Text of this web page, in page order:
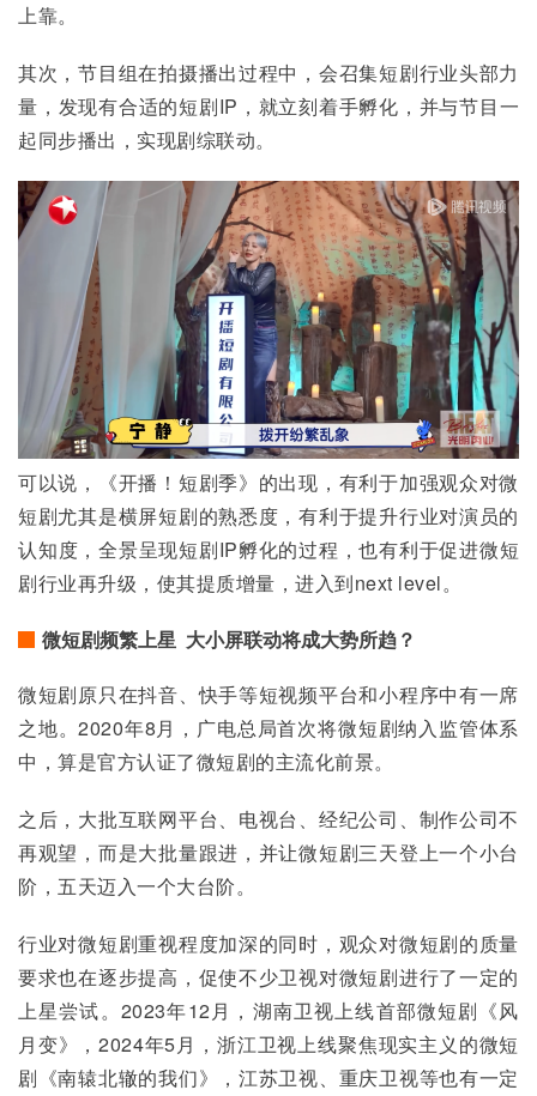
上靠。
其次，节目组在拍摄播出过程中，会召集短剧行业头部力
量，发现有合适的短剧IP，就立刻着手孵化，并与节目一
起同步播出，实现剧综联动。
可以说，《开播！短剧季》的出现，有利于加强观众对微
短剧尤其是横屏短剧的熟悉度，有利于提升行业对演员的
认知度，全景呈现短剧IP孵化的过程，也有利于促进微短
剧行业再升级，使其提质增量，进入到next level。
微短剧频繁上星 大小屏联动将成大势所趋？
微短剧原只在抖音、快手等短视频平台和小程序中有一席
之地。2020年8月，广电总局首次将微短剧纳入监管体系
中，算是官方认证了微短剧的主流化前景。
之后，大批互联网平台、电视台、经纪公司、制作公司不
再观望，而是大批量跟进，并让微短剧三天登上一个小台
阶，五天迈入一个大台阶。
行业对微短剧重视程度加深的同时，观众对微短剧的质量
要求也在逐步提高，促使不少卫视对微短剧进行了一定的
上星尝试。2023年12月，湖南卫视上线首部微短剧《风
月变》，2024年5月，浙江卫视上线聚焦现实主义的微短
剧《南辕北辙的我们》，江苏卫视、重庆卫视等也有一定